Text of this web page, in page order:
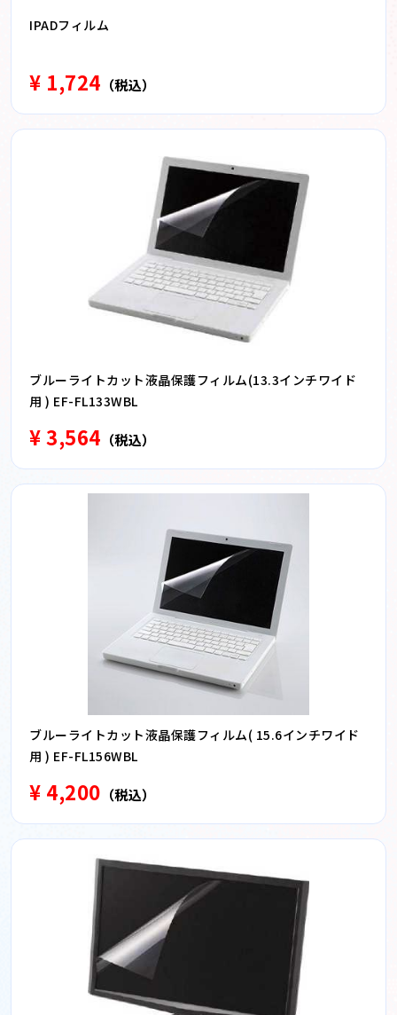
IPADフィルム
¥ 1,724 （税込）
ブルーライトカット液晶保護フィルム(13.3インチワイド
用 ) EF-FL133WBL
¥ 3,564 （税込）
ブルーライトカット液晶保護フィルム( 15.6インチワイド
用 ) EF-FL156WBL
¥ 4,200 （税込）